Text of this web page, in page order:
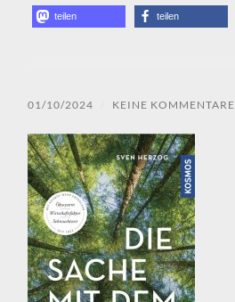
teilen teilen
01/10/2024 KEINE KOMMENTARE